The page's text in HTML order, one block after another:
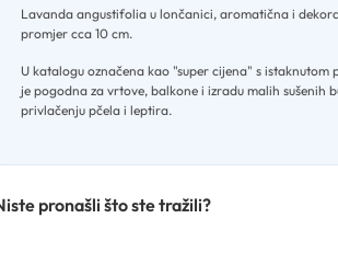
Lavanda angustifolia u lončanici, aromatična i
promjer cca 10 cm.
U katalogu označena kao "super cijena" s istaknutom
je pogodna za vrtove, balkone i izradu malih sušenih
privlačenju pčela i leptira.
pronašli što ste tražili?